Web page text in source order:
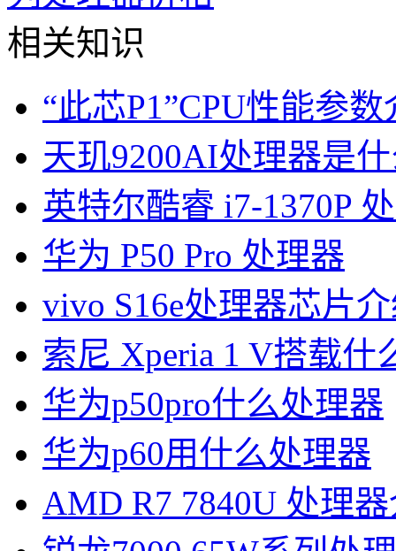
相关知识
“此芯P1”CPU性能参数
天玑9200AI处理器是
英特尔酷睿 i7-1370P
华为 P50 Pro 处理器
vivo S16e处理器芯片
索尼 Xperia 1 V搭载什
华为p50pro什么处理器
华为p60用什么处理器
AMD R7 7840U 处理